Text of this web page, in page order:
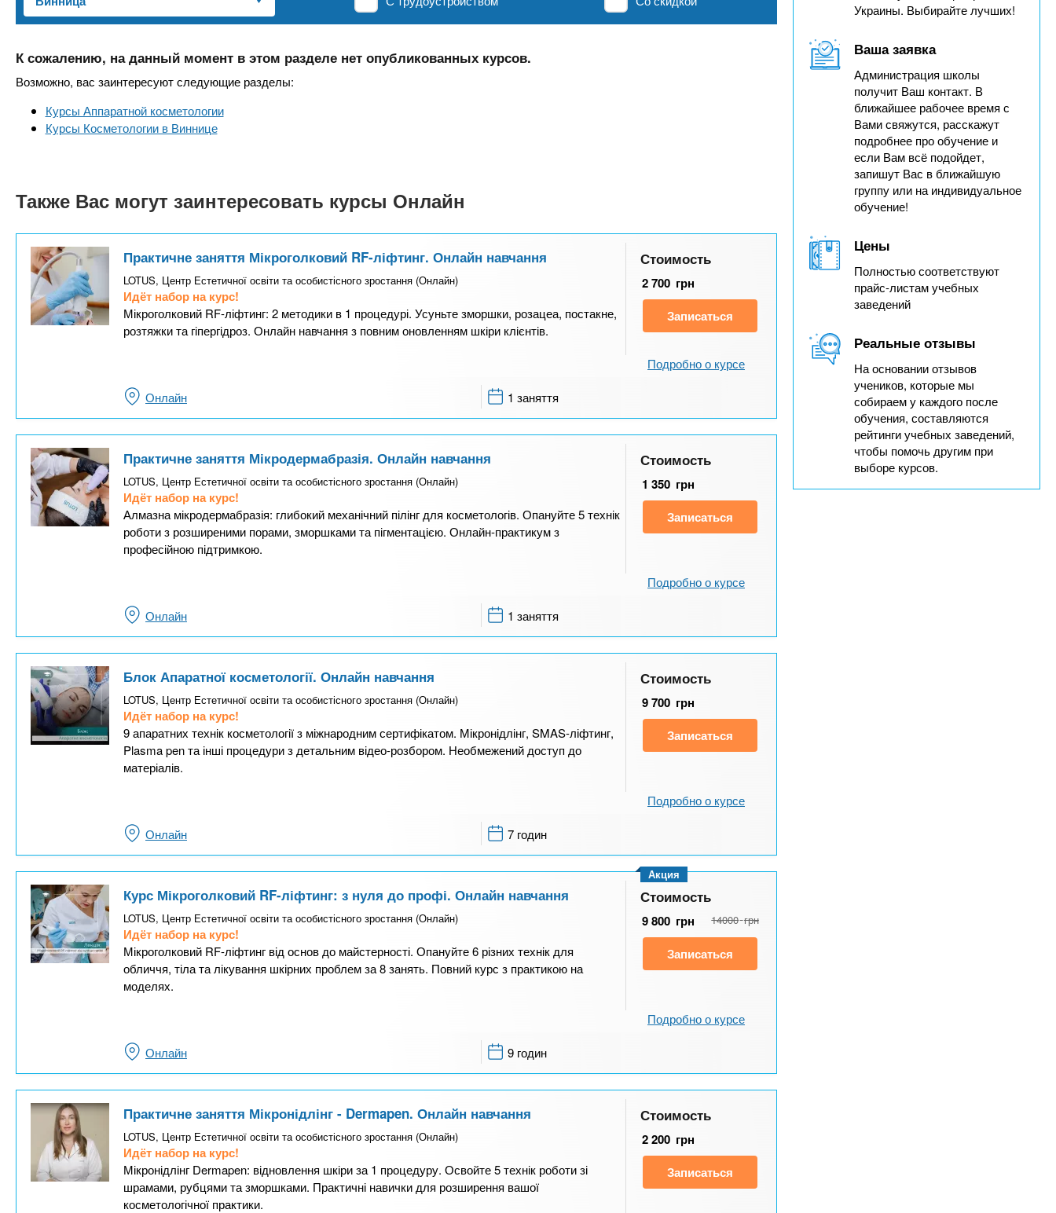
n
t
s
i
n
o
х
з
а
в
й
К сожалению, на данный момент в этом разделе нет опубликованных курсов.
Возможно, вас заинтересуют следующие разделы:
Курсы Аппаратной косметологии
Курсы Косметологии в Виннице
Также Вас могут заинтересовать курсы Онлайн
Практичне заняття Мікроголковий RF-ліфтинг. Онлайн навчання
LOTUS, Центр Естетичної освіти та особистісного зростання (Онлайн)
Идёт набор на курс!
Мікроголковий RF-ліфтинг: 2 методики в 1 процедурі. Усуньте зморшки, розацеа, постакне,
розтяжки та гіпергідроз. Онлайн навчання з повним оновленням шкіри клієнтів.
Стоимость
2 700 грн
Записаться
Подробно о курсе
Онлайн 1 заняття
Практичне заняття Мікродермабразія. Онлайн навчання
LOTUS, Центр Естетичної освіти та особистісного зростання (Онлайн)
Идёт набор на курс!
Алмазна мікродермабразія: глибокий механічний пілінг для косметологів. Опануйте 5 технік
роботи з розширеними порами, зморшками та пігментацією. Онлайн-практикум з
професійною підтримкою.
Стоимость
1 350 грн
Записаться
Подробно о курсе
Онлайн 1 заняття
Блок Апаратної косметології. Онлайн навчання
LOTUS, Центр Естетичної освіти та особистісного зростання (Онлайн)
Идёт набор на курс!
9 апаратних технік косметології з міжнародним сертифікатом. Мікронідлінг, SMAS-ліфтинг,
Plasma pen та інші процедури з детальним відео-розбором. Необмежений доступ до
матеріалів.
Стоимость
9 700 грн
Записаться
Подробно о курсе
Онлайн 7 годин
Курс Мікроголковий RF-ліфтинг: з нуля до профі. Онлайн навчання
LOTUS, Центр Естетичної освіти та особистісного зростання (Онлайн)
Идёт набор на курс!
Мікроголковий RF-ліфтинг від основ до майстерності. Опануйте 6 різних технік для
обличчя, тіла та лікування шкірних проблем за 8 занять. Повний курс з практикою на
моделях.
Акция
Стоимость
9 800 грн 14000 грн
Записаться
Подробно о курсе
Онлайн 9 годин
Практичне заняття Мікронідлінг - Dermapen. Онлайн навчання
LOTUS, Центр Естетичної освіти та особистісного зростання (Онлайн)
Идёт набор на курс!
Мікронідлінг Dermapen: відновлення шкіри за 1 процедуру. Освойте 5 технік роботи зі
шрамами, рубцями та зморшками. Практичні навички для розширення вашої
косметологічної практики.
Стоимость
2 200 грн
Записаться
Украины. Выбирайте лучших!
Ваша заявка
Администрация школы
получит Ваш контакт. В
ближайшее рабочее время с
Вами свяжутся, расскажут
подробнее про обучение и
если Вам всё подойдет,
запишут Вас в ближайшую
группу или на индивидуальное
обучение!
Цены
Полностью соответствуют
прайс-листам учебных
заведений
Реальные отзывы
На основании отзывов
учеников, которые мы
собираем у каждого после
обучения, составляются
рейтинги учебных заведений,
чтобы помочь другим при
выборе курсов.